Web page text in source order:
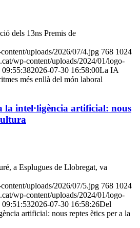
dels 13ns Premis de
uploads/2026/07/4.jpg 768 1024
wp-content/uploads/2024/01/logo-
09:55:382026-07-30 16:58:00La IA
més enllà del món laboral
la intel·ligència artificial: nous
a Esplugues de Llobregat, va
uploads/2026/07/5.jpg 768 1024
wp-content/uploads/2024/01/logo-
09:51:532026-07-30 16:58:26Del
artificial: nous reptes ètics per a la